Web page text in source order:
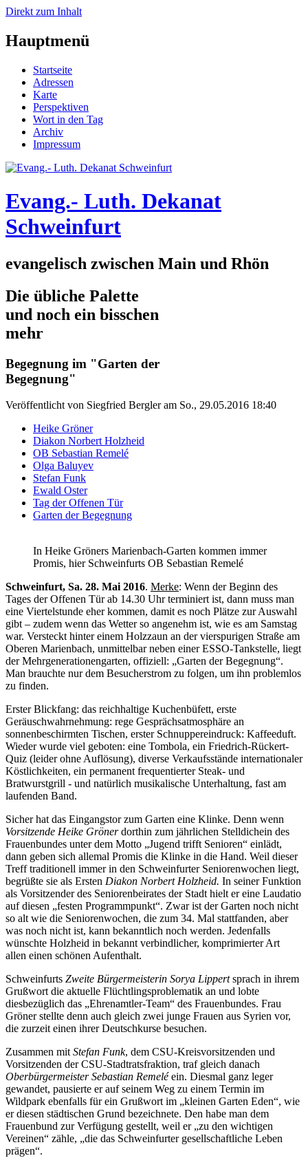
Direkt zum Inhalt
Hauptmenü
Startseite
Adressen
Karte
Perspektiven
Wort in den Tag
Archiv
Impressum
Evang.- Luth. Dekanat
Schweinfurt
evangelisch zwischen Main und Rhön
Die übliche Palette
und noch ein bisschen
mehr
Begegnung im "Garten der
Begegnung"
Veröffentlicht von Siegfried Bergleram So., 29.05.2016 18:40
Heike Gröner
Diakon Norbert Holzheid
OB Sebastian Remelé
Olga Baluyev
Stefan Funk
Ewald Oster
Tag der Offenen Tür
Garten der Begegnung
In Heike Gröners Marienbach-Garten kommen immer
Promis, hier Schweinfurts OB Sebastian Remelé
Schweinfurt, Sa. 28. Mai 2016. Merke: Wenn der Beginn des
Tages der Offenen Tür ab 14.30 Uhr terminiert ist, dann muss man
eine Viertelstunde eher kommen, damit es noch Plätze zur Auswahl
gibt – zudem wenn das Wetter so angenehm ist, wie es am Samstag
war. Versteckt hinter einem Holzzaun an der vierspurigen Straße am
Oberen Marienbach, unmittelbar neben einer ESSO-Tankstelle, liegt
der Mehrgenerationengarten, offiziell: „Garten der Begegnung“.
Man brauchte nur dem Besucherstrom zu folgen, um ihn problemlos
zu finden.
Erster Blickfang: das reichhaltige Kuchenbüfett, erste
Geräuschwahrnehmung: rege Gesprächsatmosphäre an
sonnenbeschirmten Tischen, erster Schnuppereindruck: Kaffeeduft.
Wieder wurde viel geboten: eine Tombola, ein Friedrich-Rückert-
Quiz (leider ohne Auflösung), diverse Verkaufsstände internationaler
Köstlichkeiten, ein permanent frequentierter Steak- und
Bratwurstgrill - und natürlich musikalische Unterhaltung, fast am
laufenden Band.
Sicher hat das Eingangstor zum Garten eine Klinke. Denn wenn
Vorsitzende Heike Grönerdorthin zum jährlichen Stelldichein des
Frauenbundes unter dem Motto „Jugend trifft Senioren“ einlädt,
dann geben sich allemal Promis die Klinke in die Hand. Weil dieser
Treff traditionell immer in den Schweinfurter Seniorenwochen liegt,
begrüßte sie als Ersten Diakon Norbert Holzheid. In seiner Funktion
als Vorsitzender des Seniorenbeirates der Stadt hielt er eine Laudatio
auf diesen „festen Programmpunkt“. Zwar ist der Garten noch nicht
so alt wie die Seniorenwochen, die zum 34. Mal stattfanden, aber
was noch nicht ist, kann bekanntlich noch werden. Jedenfalls
wünschte Holzheid in bekannt verbindlicher, komprimierter Art
allen einen schönen Aufenthalt.
Schweinfurts Zweite Bürgermeisterin Sorya Lippertsprach in ihrem
Grußwort die aktuelle Flüchtlingsproblematik an und lobte
diesbezüglich das „Ehrenamtler-Team“ des Frauenbundes. Frau
Gröner stellte denn auch gleich zwei junge Frauen aus Syrien vor,
die zurzeit einen ihrer Deutschkurse besuchen.
Zusammen mit Stefan Funk, dem CSU-Kreisvorsitzenden und
Vorsitzenden der CSU-Stadtratsfraktion, traf gleich danach
Oberbürgermeister Sebastian Remeléein. Diesmal ganz leger
gewandet, pausierte er auf seinem Weg zu einem Termin im
Wildpark ebenfalls für ein Grußwort im „kleinen Garten Eden“, wie
er diesen städtischen Grund bezeichnete. Den habe man dem
Frauenbund zur Verfügung gestellt, weil er „zu den wichtigen
Vereinen“ zähle, „die das Schweinfurter gesellschaftliche Leben
prägen“.